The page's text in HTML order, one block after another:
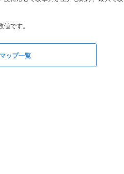
です。
ップ一覧